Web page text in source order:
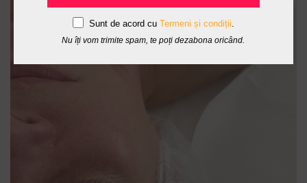
Sunt de acord cu Termeni și condiții
Nu îți vom trimite spam, te poți dezabona oricând.